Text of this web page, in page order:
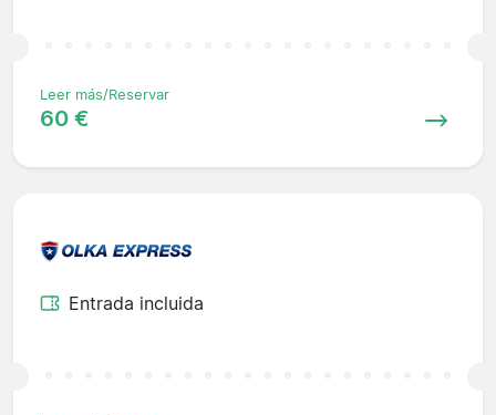
Leer más/Reservar
60 €
Entrada incluida